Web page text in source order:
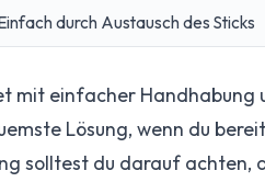
durch Austausch des Sticks
mit einfacher
Lösung, wenn du
solltest du darauf achten,